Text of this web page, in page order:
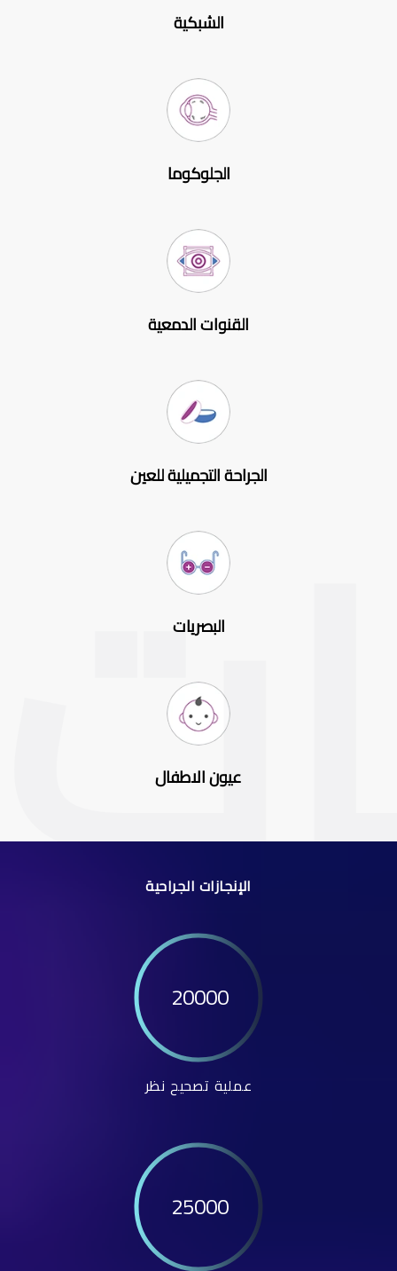
الشبكية
الجلوكوما
القنوات الدمعية
الجراحة التجميلية للعين
البصريات
عيون الاطفال
الإنجازات الجراحية
20000
عملية تصحيح نظر
25000